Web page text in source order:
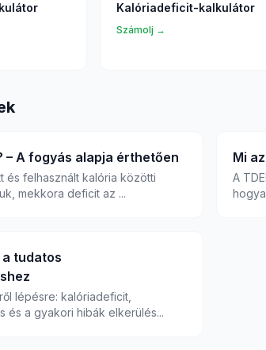
Kalóriadeficit-kalkulátor
Számolj →
– A fogyás alapja érthetően
és felhasznált kalória közötti
mekkora deficit az ...
Mi
A
a tudatos
lépésre: kalóriadeficit,
és a gyakori hibák elkerülés...